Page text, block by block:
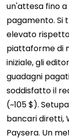
un'attesa fino
pagamento. Si
elevato
piattaforme di
iniziale, gli
guadagni
soddisfatto il
(~105 $).
bancari diretti,
Paysera. Un